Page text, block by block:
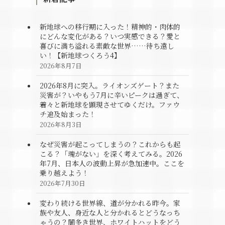
新地球への移行期に入った！精神的・肉体的
にどんな変化がある？いつ実感できる？愛と
喜びに満ち溢れる素敵な世界……待ち遠し
い！【新地球つくろう4】
2026年8月7日
2026年8月に突入。ライオンズゲート？また
災害が？いやもう7月に辛いピークは過ぎて、
着々と新地球を顕現させてゆくだけ。ファウ
チ追及始まった！
2026年8月3日
なぜ災害が起こってしまうの？これからも起
こる？「魂がない」を深く考えてみる。2026
年7月、日本人の波動上昇が急加速中。ここを
乗り越えよう！
2026年7月30日
変わり続ける世界線、道が分かれる昨今。家
族や友人、身近な人と分かれるとどうなっち
ゃうの？闇多き世界、ホワイトハットをどう